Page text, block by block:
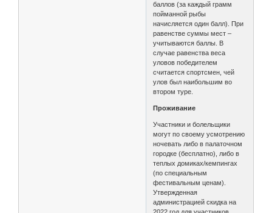
баллов (за каждый грамм
пойманной рыбы
начисляется один балл). При
равенстве суммы мест –
учитываются баллы. В
случае равенства веса
уловов победителем
считается спортсмен, чей
улов был наибольшим во
втором туре.
Проживание
Участники и болельщики
могут по своему усмотрению
ночевать либо в палаточном
городке (бесплатно), либо в
теплых домиках/кемпингах
(по специальным
фестивальным ценам).
Утвержденная
администрацией скидка на